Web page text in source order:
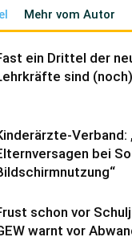
Mehr vom Autor
ein Drittel der
sind
Verband:
bei
schon vor
warnt vor